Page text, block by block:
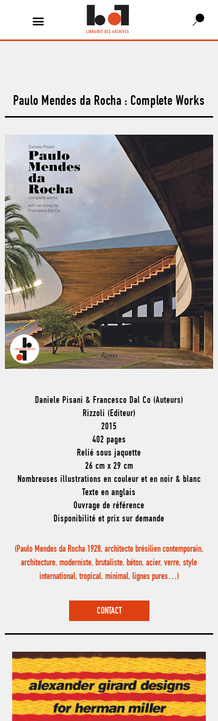
Paulo Mendes da Rocha : Complete Works
Daniele Pisani & Francesco Dal Co (Auteurs)
Rizzoli (Editeur)
2015
402 pages
Relié sous jaquette
26 cm x 29 cm
Nombreuses illustrations en couleur et en noir & blanc
Texte en anglais
Ouvrage de référence
Disponibilité et prix sur demande
(Paulo Mendes da Rocha 1928, architecte brésilien contemporain,
architecture, moderniste, brutaliste, béton, acier, verre, style
international, tropical, minimal, lignes pures…)
CONTACT